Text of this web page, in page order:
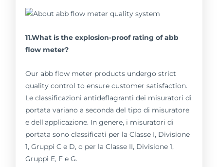
11.What is the explosion-proof rating of abb
flow meter?
Our abb flow meter products undergo strict
quality control to ensure customer satisfaction.
Le classificazioni antideflagranti dei misuratori di
portata variano a seconda del tipo di misuratore
e dell'applicazione. In genere, i misuratori di
portata sono classificati per la Classe I, Divisione
1, Gruppi C e D, o per la Classe II, Divisione 1,
Gruppi E, F e G.